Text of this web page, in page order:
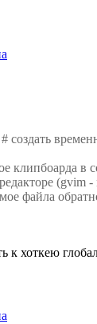
# создать
клипбоарда в
(gvim -
файла
к хоткею